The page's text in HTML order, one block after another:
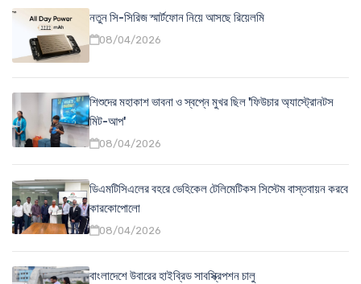
নতুন সি-সিরিজ স্মার্টফোন নিয়ে আসছে রিয়েলমি
08/04/2026
শিশুদের মহাকাশ ভাবনা ও স্বপ্নে মুখর ছিল 'ফিউচার অ্যাস্ট্রোনটস
মিট-আপ'
08/04/2026
ডিএমটিসিএলের বহরে ভেহিকেল টেলিমেটিকস সিস্টেম বাস্তবায়ন করবে
কারকোপোলো
08/04/2026
বাংলাদেশে উবারের হাইব্রিড সাবস্ক্রিপশন চালু